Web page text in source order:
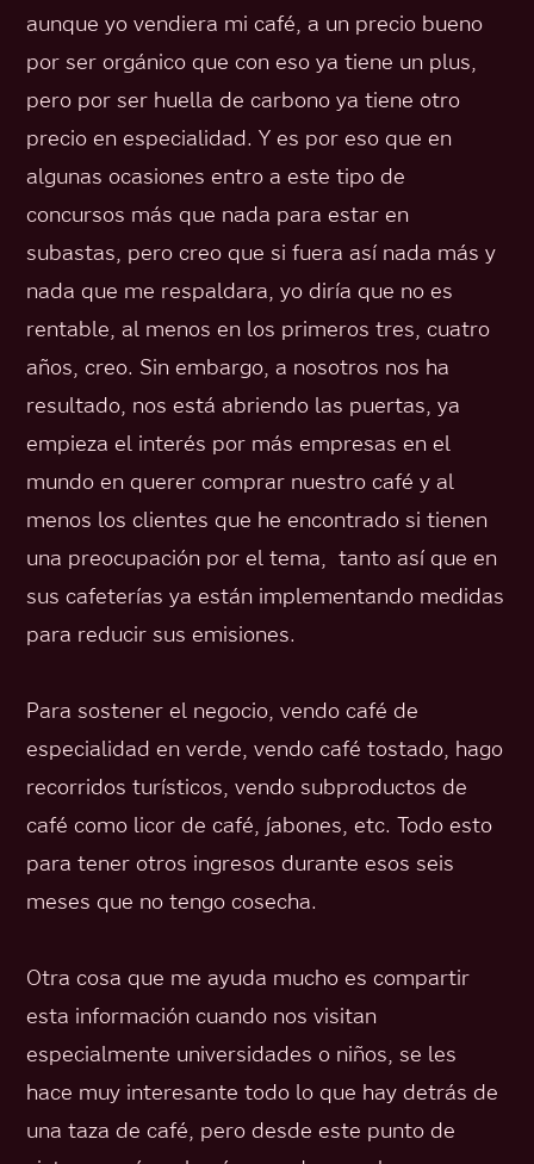
aunque yo vendiera mi café, a un precio bueno
por ser orgánico que con eso ya tiene un plus,
pero por ser huella de carbono ya tiene otro
precio en especialidad. Y es por eso que en
algunas ocasiones entro a este tipo de
concursos más que nada para estar en
subastas, pero creo que si fuera así nada más y
nada que me respaldara, yo diría que no es
rentable, al menos en los primeros tres, cuatro
años, creo. Sin embargo, a nosotros nos ha
resultado, nos está abriendo las puertas, ya
empieza el interés por más empresas en el
mundo en querer comprar nuestro café y al
menos los clientes que he encontrado si tienen
una preocupación por el tema, tanto así que en
sus cafeterías ya están implementando medidas
para reducir sus emisiones.
Para sostener el negocio, vendo café de
especialidad en verde, vendo café tostado, hago
recorridos turísticos, vendo subproductos de
café como licor de café, jabones, etc. Todo esto
para tener otros ingresos durante esos seis
meses que no tengo cosecha.
Otra cosa que me ayuda mucho es compartir
esta información cuando nos visitan
especialmente universidades o niños, se les
hace muy interesante todo lo que hay detrás de
una taza de café, pero desde este punto de